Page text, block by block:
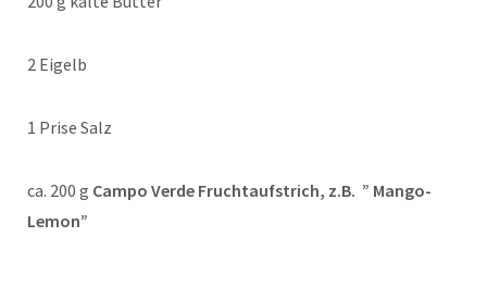
2 Eigelb
1 Prise Salz
ca. 200 g Campo Verde Fruchtaufstrich, z.B. ” Mango-
Lemon”